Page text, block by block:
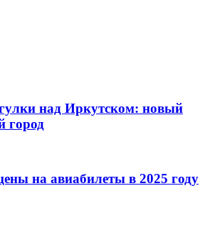
над Иркутском: новый
город
на авиабилеты в 2025 году